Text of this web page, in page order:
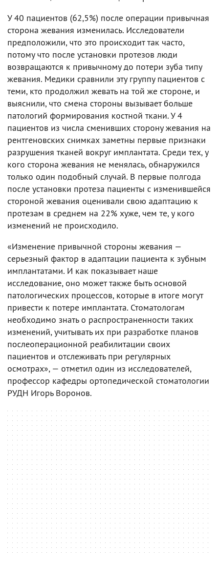
У 40 пациентов (62,5%) после операции привычная
сторона жевания изменилась. Исследователи
предположили, что это происходит так часто,
потому что после установки протезов люди
возвращаются к привычному до потери зуба типу
жевания. Медики сравнили эту группу пациентов с
теми, кто продолжил жевать на той же стороне, и
выяснили, что смена стороны вызывает больше
патологий формирования костной ткани. У 4
пациентов из числа сменивших сторону жевания на
рентгеновских снимках заметны первые признаки
разрушения тканей вокруг имплантата. Среди тех, у
кого сторона жевания не менялась, обнаружился
только один подобный случай. В первые полгода
после установки протеза пациенты с изменившейся
стороной жевания оценивали свою адаптацию к
протезам в среднем на 22% хуже, чем те, у кого
изменений не происходило.
«Изменение привычной стороны жевания —
серьезный фактор в адаптации пациента к зубным
имплантатами. И как показывает наше
исследование, оно может также быть основой
патологических процессов, которые в итоге могут
привести к потере имплантата. Стоматологам
необходимо знать о распространенности таких
изменений, учитывать их при разработке планов
послеоперационной реабилитации своих
пациентов и отслеживать при регулярных
осмотрах», — отметил один из исследователей,
профессор кафедры ортопедической стоматологии
РУДН Игорь Воронов.